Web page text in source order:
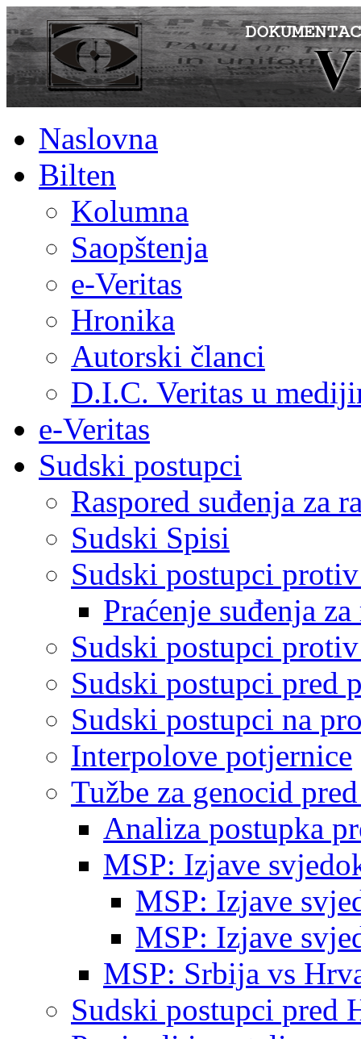
Naslovna
Bilten
Kolumna
Saopštenja
e-Veritas
Hronika
Autorski članci
D.I.C. Veritas u
e-Veritas
Sudski postupci
Raspored suđenja za
Sudski Spisi
Sudski postupci
Praćenje suđenja
Sudski postupci
Sudski postupci pred
Sudski postupci na
Interpolove potjernice
Tužbe za genocid
Analiza postupka
MSP: Izjave
MSP: Izjave
MSP: Izjave
MSP: Srbija vs
Sudski postupci pred